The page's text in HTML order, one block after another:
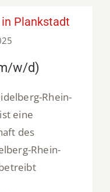
Plankstadt
w/d)
Rhein-
eine
des
Rhein-